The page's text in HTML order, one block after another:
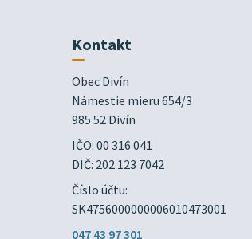
Kontakt
Obec Divín
Námestie mieru 654/3
985 52 Divín
IČO: 00 316 041
DIČ: 202 123 7042
Číslo účtu:
SK4756000000006010473001
047 43 97 301